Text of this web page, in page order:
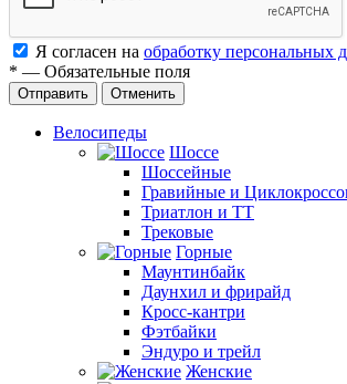
Я согласен на обработку персональных
* — Обязательные поля
Отменить
Велосипеды
Шоссе
Шоссейные
Гравийные и
Триатлон и ТТ
Трековые
Горные
Маунтинбайк
Даунхил и фрирайд
Кросс-кантри
Фэтбайки
Эндуро и трейл
Женские